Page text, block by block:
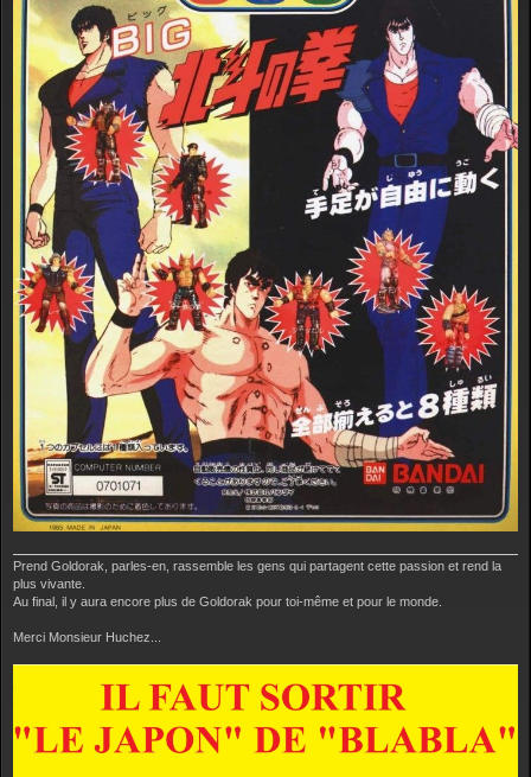
Prend Goldorak, parles-en, rassemble les gens qui partagent cette passion et rend la
plus vivante.
Au final, il y aura encore plus de Goldorak pour toi-même et pour le monde.
Merci Monsieur Huchez...